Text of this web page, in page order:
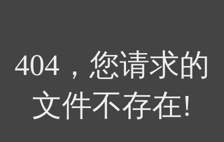
404，您请求的
文件不存在!